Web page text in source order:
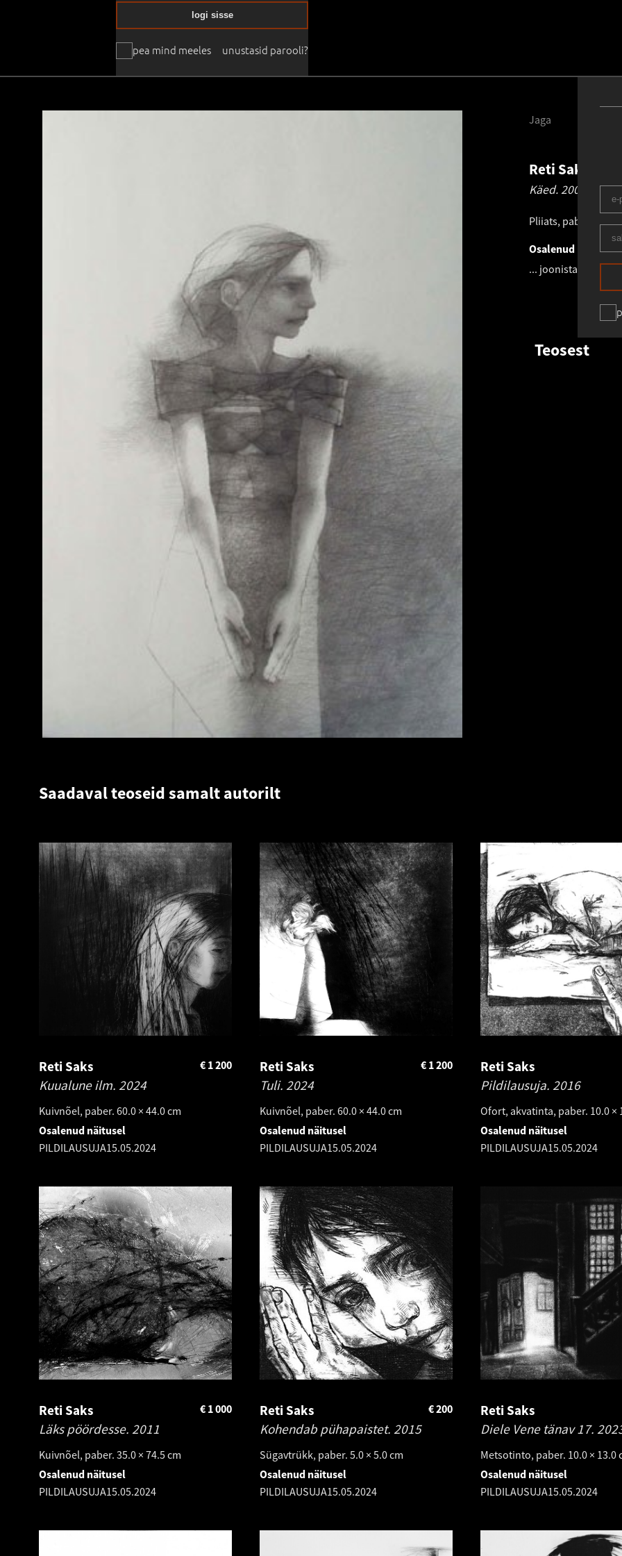
pea mind meeles
logi sisse
unustasid parooli?
Reti Saks
Käed.2004
Pliiats, paber 49.0
Osalenud näitusel
... joonistab ja
Teosest
Jaga
Saadaval teoseid samalt autorilt
Reti Saks
Kuualune ilm. 2024
Kuivnõel, paber. 60.0 × 44.0 cm
1 200
€
Osalenud näitusel
PILDILAUSUJA15.05.2024
Reti Saks
Tuli. 2024
Kuivnõel, paber. 60.0 × 44.0 cm
1 200
€
Osalenud näitusel
PILDILAUSUJA15.05.2024
Reti Saks
Pildilausuja. 2016
Ofort, akvatinta, paber. 10.0 ×
Osalenud näitusel
PILDILAUSUJA15.05.2024
Reti Saks
Läks pöördesse. 2011
Kuivnõel, paber. 35.0 × 74.5 cm
1 000
€
Osalenud näitusel
PILDILAUSUJA15.05.2024
Reti Saks
Kohendab pühapaistet. 2015
Sügavtrükk, paber. 5.0 × 5.0 cm
200
€
Osalenud näitusel
PILDILAUSUJA15.05.2024
Reti Saks
Diele Vene tänav 17.
Metsotinto, paber. 10.0 × 13.0
Osalenud näitusel
PILDILAUSUJA15.05.2024